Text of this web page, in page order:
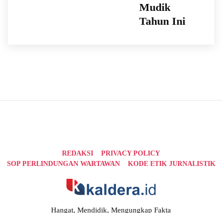
Mudik
Tahun Ini
REDAKSI
PRIVACY POLICY
SOP PERLINDUNGAN WARTAWAN
KODE ETIK JURNALISTIK
Hangat, Mendidik, Mengungkap Fakta